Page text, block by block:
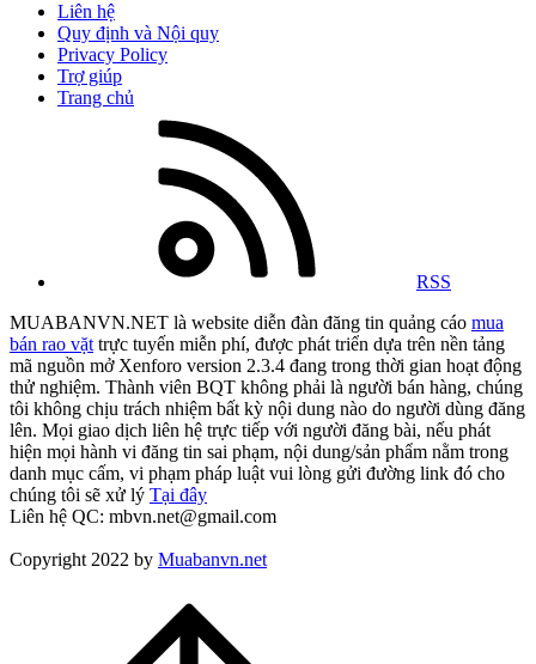
Liên hệ
Quy định và Nội quy
Privacy Policy
Trợ giúp
Trang chủ
RSS
MUABANVN.NET là website diễn đàn đăng tin quảng cáo mua
bán rao vặt trực tuyến miễn phí, được phát triển dựa trên nền tảng
mã nguồn mở Xenforo version 2.3.4 đang trong thời gian hoạt động
thử nghiệm. Thành viên BQT không phải là người bán hàng, chúng
tôi không chịu trách nhiệm bất kỳ nội dung nào do người dùng đăng
lên. Mọi giao dịch liên hệ trực tiếp với người đăng bài, nếu phát
hiện mọi hành vi đăng tin sai phạm, nội dung/sản phẩm nằm trong
danh mục cấm, vi phạm pháp luật vui lòng gửi đường link đó cho
chúng tôi sẽ xử lý Tại đây
Liên hệ QC: mbvn.net@gmail.com
Copyright 2022 by Muabanvn.net